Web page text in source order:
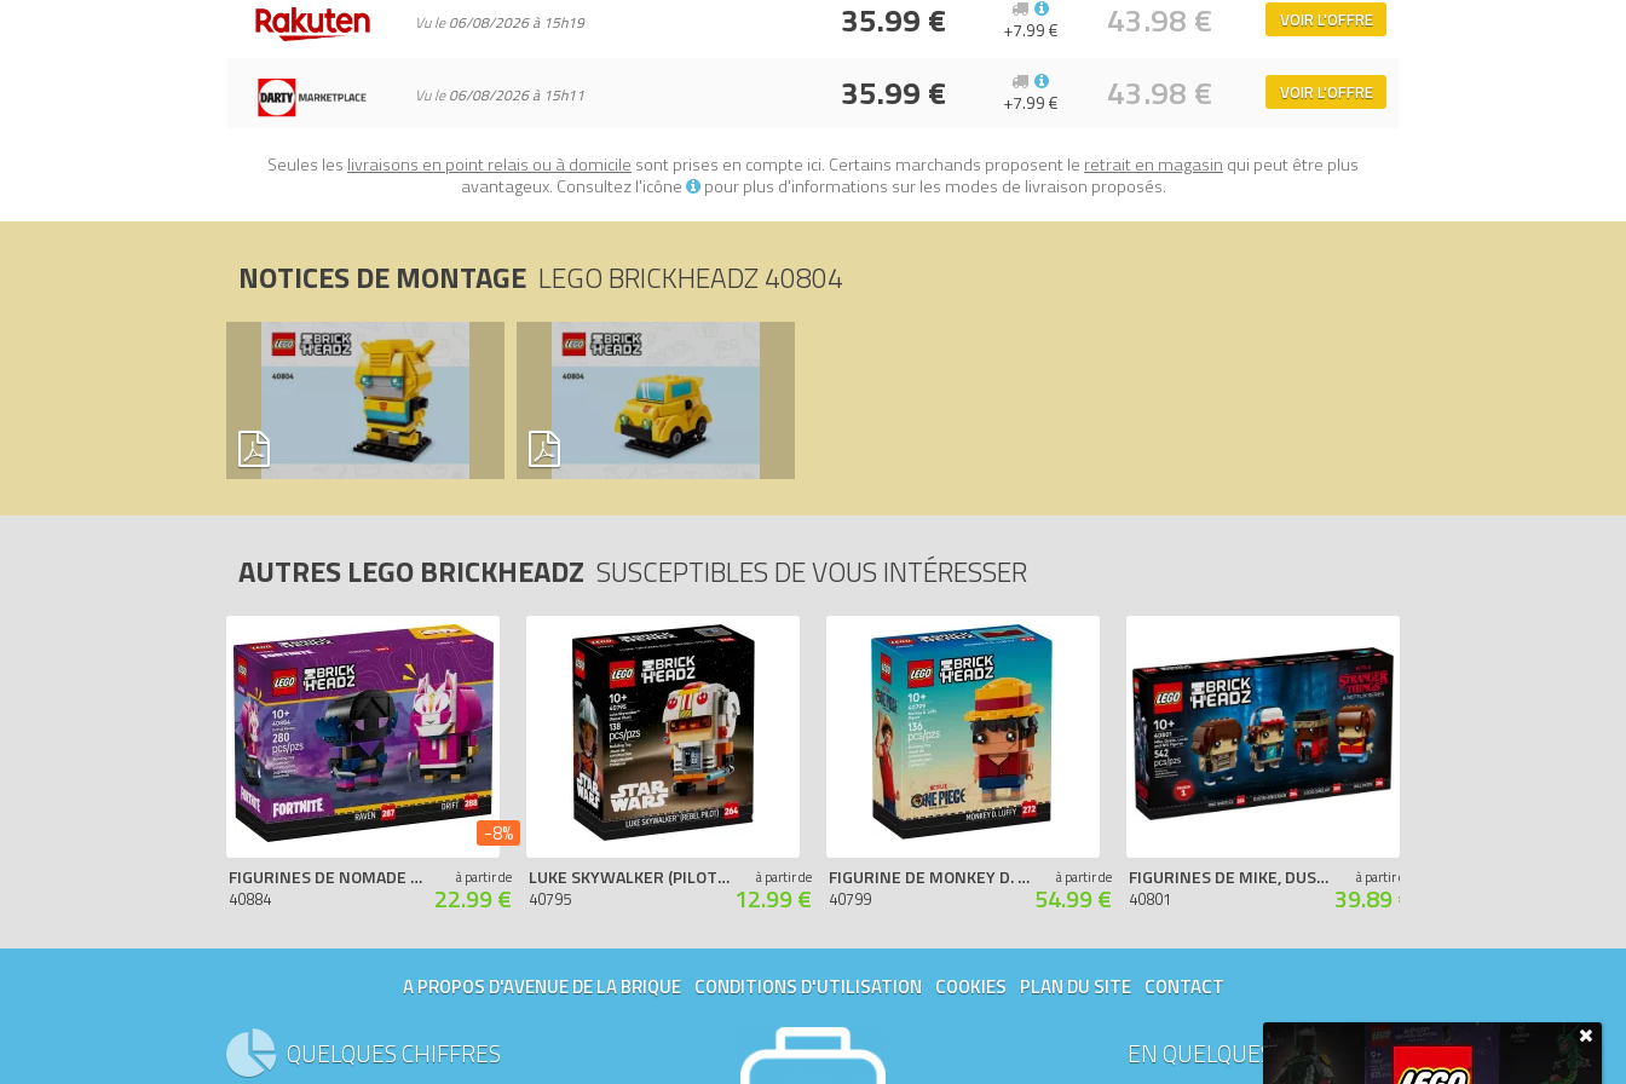
Vu le06/08/2026 à 15h19 35.99 € 43.98 € VOIR L'OFFRE
+7.99 €
Vu le06/08/2026 à 15h11 35.99 € 43.98 € VOIR L'OFFRE
+7.99 €
Seules les livraisons en point relais ou à domicile sont prises en compte ici. Certains marchands proposent le retrait en magasin qui peut être plus
avantageux. Consultez l'icône
pour plus d'informations sur les modes de livraison proposés.
NOTICES DE MONTAGE LEGO BRICKHEADZ 40804
AUTRES LEGO BRICKHEADZ SUSCEPTIBLES DE VOUS INTÉRESSER
FIGURINES DE NOMADE ET CORBEAU
40884
à partir de
22.99 €
-8%
LUKE SKYWALKER (PILOTE REBELLE)
40795
à partir de
12.99 €
FIGURINE DE MONKEY D. LUFFY
40799
à partir de
54.99 €
FIGURINES DE MIKE, DUSTIN, LUCAS ET WILL (STRANGER THINGS - SAISON 1)
40801
à partir de
39.89 €
A PROPOS D'AVENUE DE LA BRIQUE CONDITIONS D'UTILISATION COOKIES PLAN DU SITE CONTACT
EN QUELQUES MOTS
QUELQUES CHIFFRES